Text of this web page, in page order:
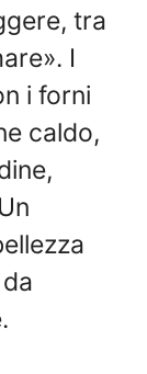
tra
I
i forni
caldo,